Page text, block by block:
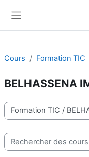
Cours Formation TIC
BELHASSENA
Catégories de cours
Rechercher des cours